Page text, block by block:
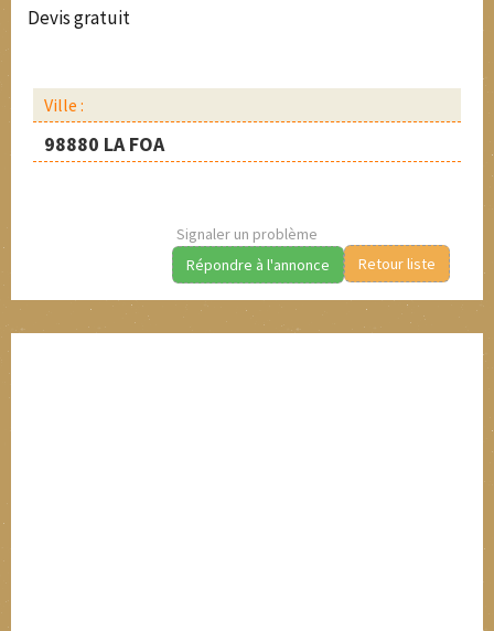
Devis gratuit
Ville :
98880 LA FOA
Signaler un problème
Retour liste
Répondre à l'annonce